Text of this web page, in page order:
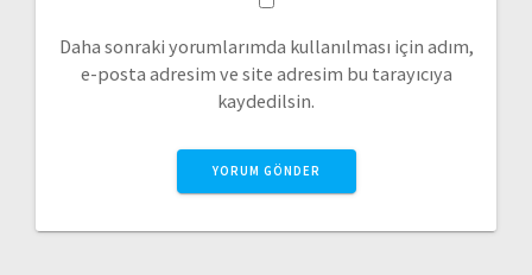
Daha sonraki yorumlarımda kullanılması için adım,
e-posta adresim ve site adresim bu tarayıcıya
kaydedilsin.